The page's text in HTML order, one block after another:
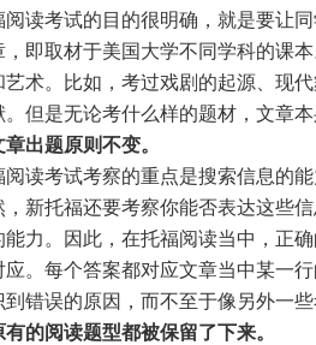
考试的目的很明确，就是要让同
，即取材于美国大学不同学科的课
艺术。比如，考过戏剧的起源、现
。但是无论考什么样的题材，文章
出题原则不变。
考试考察的重点是搜索信息的能
，新托福还要考察你能否表达这些
能力。因此，在托福阅读当中，正
应。每个答案都对应文章当中某一
到错误的原因，而不至于像另外一
有的阅读题型都被保留了下来。